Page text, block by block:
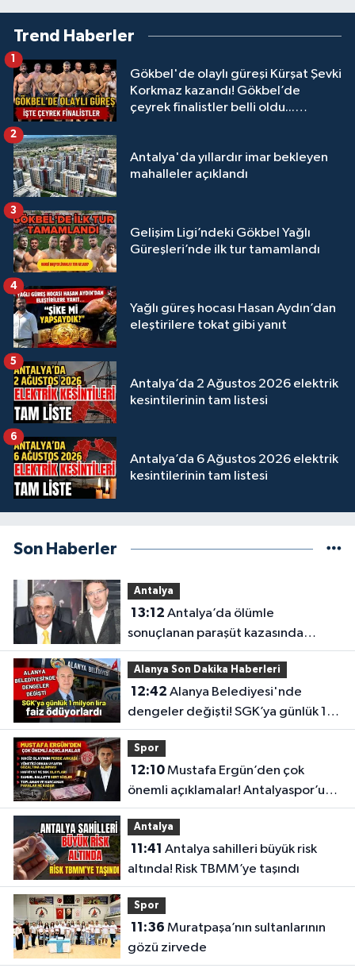
Trend Haberler
Gökbel'de olaylı güreşi Kürşat Şevki
Korkmaz kazandı! Gökbel’de
çeyrek finalistler belli oldu...
Antalya'da yıllardır imar bekleyen
mahalleler açıklandı
2
Gelişim Ligi’ndeki Gökbel Yağlı
Güreşleri’nde ilk tur tamamlandı
3
Yağlı güreş hocası Hasan Aydın’dan
eleştirilere tokat gibi yanıt
4
Antalya’da 2 Ağustos 2026 elektrik
kesintilerinin tam listesi
5
Antalya’da 6 Ağustos 2026 elektrik
kesintilerinin tam listesi
6
Son Haberler
Antalya
13:12
sonuçlanan paraşüt kazasında
gözler Necati Topaloğlu’nun
oğlunda
Alanya Son Dakika Haberleri
12:42
dengeler değişti! SGK’ya günlük 1
milyon lira faiz ödüyorlardı
Spor
12:10Mustafa Ergün’den çok
önemli açıklamalar! Antalyaspor’un
merak edilenlerini anlattı
Antalya
11:41
altında! Risk TBMM’ye taşındı
Spor
11:36
gözü zirvede